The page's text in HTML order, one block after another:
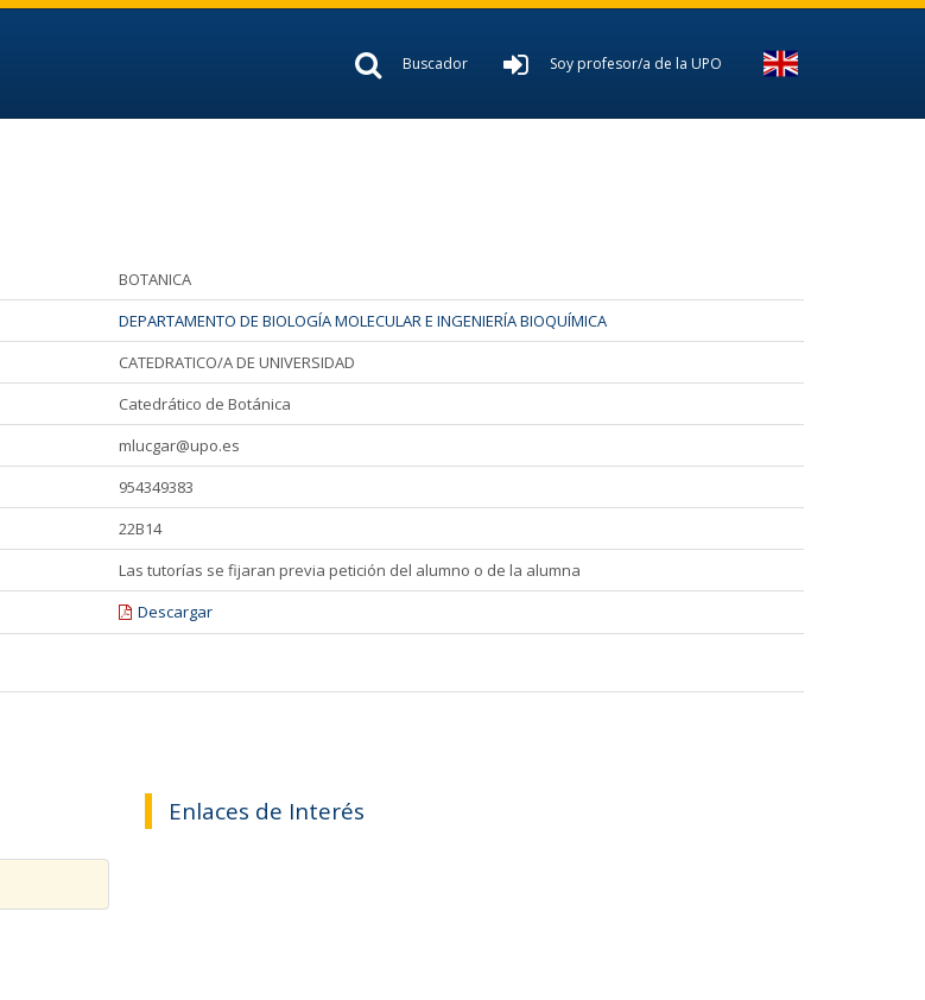
Buscador Soy profesor/a de la UPO
BOTANICA
DEPARTAMENTO DE BIOLOGÍA MOLECULAR E INGENIERÍA BIOQUÍMICA
CATEDRATICO/A DE UNIVERSIDAD
Catedrático de Botánica
mlucgar@upo.es
954349383
22B14
Las tutorías se fijaran previa petición del alumno o de la alumna
Descargar
Enlaces de Interés